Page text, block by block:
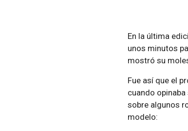
En la última
unos minutos
mostró su
Fue así que el
cuando
sobre algunos
modelo: